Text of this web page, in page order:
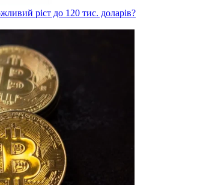
ріст до 120 тис. доларів?